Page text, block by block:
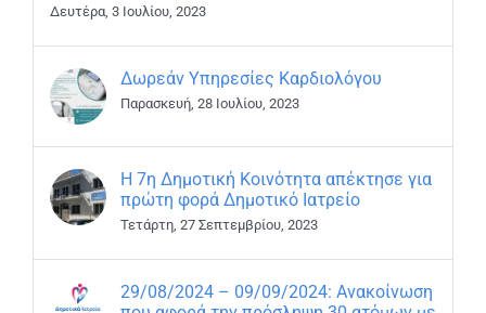
Δευτέρα, 3 Ιουλίου, 2023
Δωρεάν Υπηρεσίες Καρδιολόγου
Παρασκευή, 28 Ιουλίου, 2023
Η 7η Δημοτική Κοινότητα απέκτησε για
πρώτη φορά Δημοτικό Ιατρείο
Τετάρτη, 27 Σεπτεμβρίου, 2023
29/08/2024 – 09/09/2024: Ανακοίνωση